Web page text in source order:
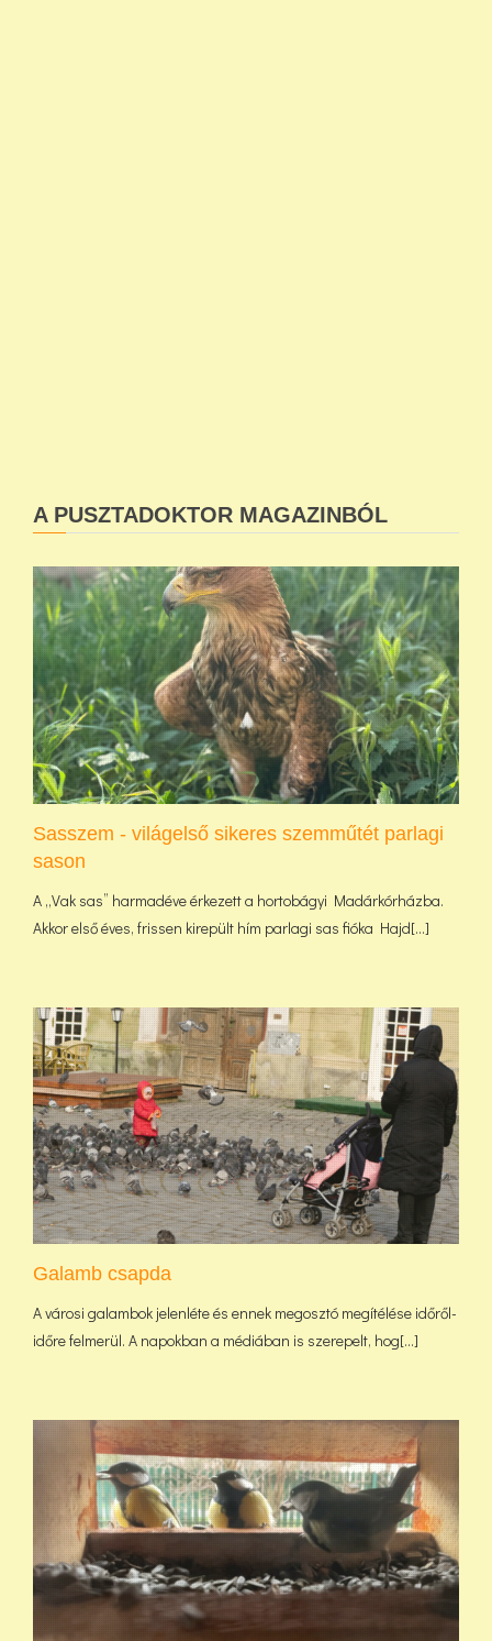
A PUSZTADOKTOR MAGAZINBÓL
Sasszem - világelső sikeres szemműtét parlagi
sason
A „Vak sas” harmadéve érkezett a hortobágyi Madárkórházba.
Akkor első éves, frissen kirepült hím parlagi sas fióka Hajd[...]
Galamb csapda
A városi galambok jelenléte és ennek megosztó megítélése időről-
időre felmerül. A napokban a médiában is szerepelt, hog[...]